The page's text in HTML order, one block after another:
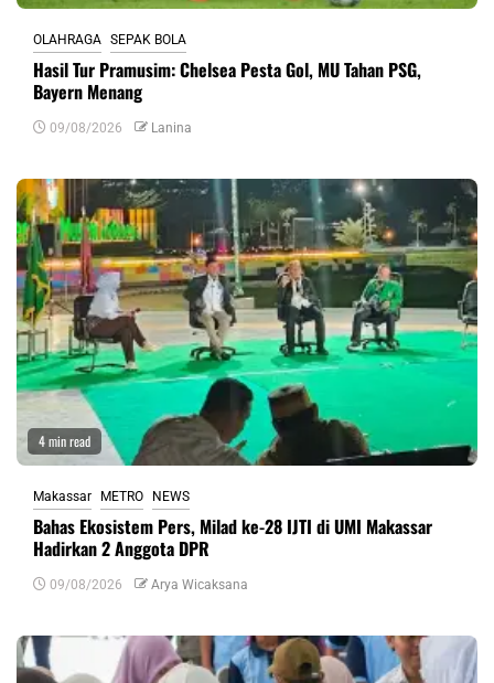
OLAHRAGA SEPAK BOLA
Hasil Tur Pramusim: Chelsea Pesta Gol, MU Tahan PSG,
Bayern Menang
09/08/2026 Lanina
4 min read
Makassar METRO NEWS
Bahas Ekosistem Pers, Milad ke-28 IJTI di UMI Makassar
Hadirkan 2 Anggota DPR
09/08/2026 Arya Wicaksana